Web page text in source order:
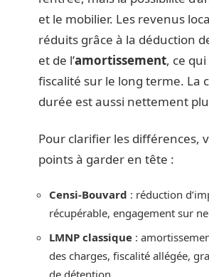
et le mobilier. Les revenus
réduits grâce à la déduction
et de l’amortissement, ce
fiscalité sur le long terme. La
durée est aussi nettement
Pour clarifier les différences,
points à garder en tête :
Censi-Bouvard : réduction
récupérable, engagement sur
LMNP classique :
des charges, fiscalité allégée,
de détention.